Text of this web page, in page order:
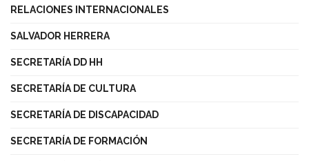
RELACIONES INTERNACIONALES
SALVADOR HERRERA
SECRETARÍA DD HH
SECRETARÍA DE CULTURA
SECRETARÍA DE DISCAPACIDAD
SECRETARÍA DE FORMACIÓN